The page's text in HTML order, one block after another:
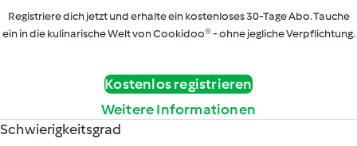
Registriere dich jetzt und erhalte ein kostenloses 30-Tage Abo. Tauche
ein in die kulinarische Welt von Cookidoo® - ohne jegliche Verpflichtung.
Kostenlos registrieren
Weitere Informationen
Schwierigkeitsgrad